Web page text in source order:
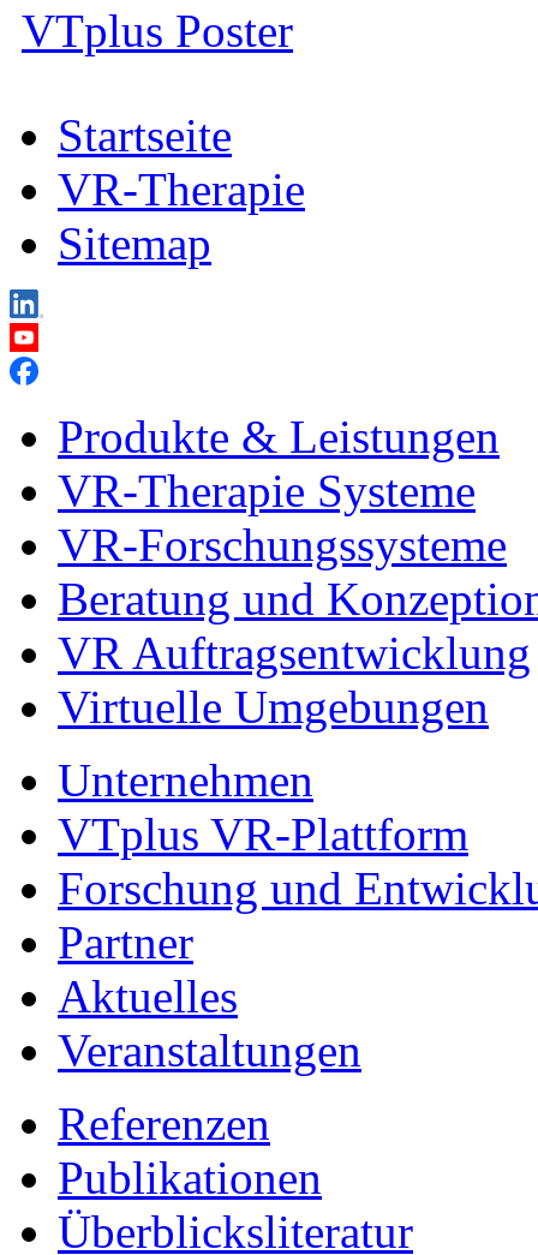
VTplus Poster
Startseite
VR-Therapie
Sitemap
Produkte & Leistungen
VR-Therapie Systeme
VR-Forschungssysteme
Beratung und
VR Auftragsentwicklung
Virtuelle Umgebungen
Unternehmen
VTplus VR-Plattform
Forschung und
Partner
Aktuelles
Veranstaltungen
Referenzen
Publikationen
Überblicksliteratur